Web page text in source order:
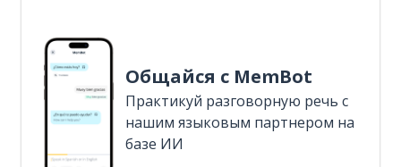
Общайся с MemBot
Практикуй разговорную речь с
нашим языковым партнером на
базе ИИ